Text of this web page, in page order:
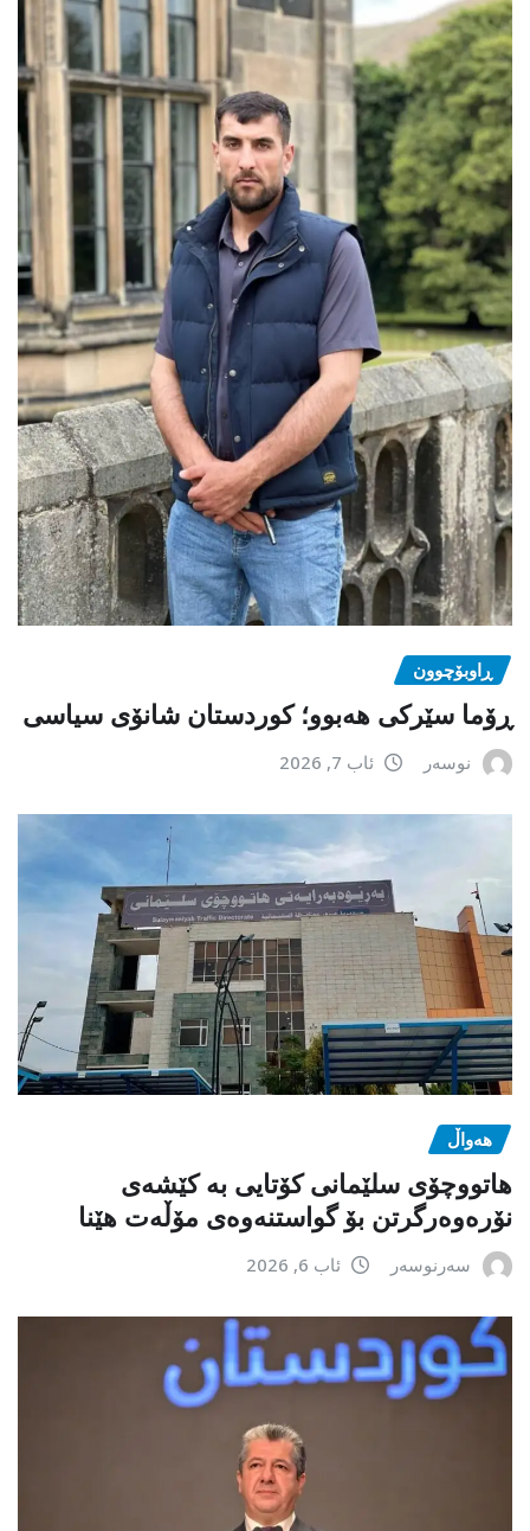
ڕاوبۆچوون
ڕۆما سێرکی هەبوو؛ کوردستان شانۆی سیاسی
نوسەر ئاب 7, 2026
هەواڵ
هاتووچۆی سلێمانی کۆتایی بە کێشەی
نۆرەوەرگرتن بۆ گواستنەوەی مۆڵەت هێنا
سەرنوسەر ئاب 6, 2026